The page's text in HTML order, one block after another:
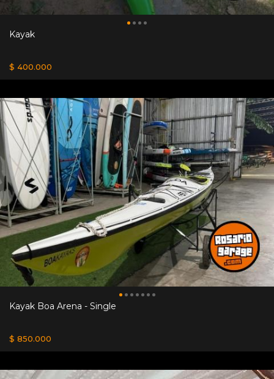
Kayak
$ 400.000
Kayak Boa Arena - Single
$ 850.000